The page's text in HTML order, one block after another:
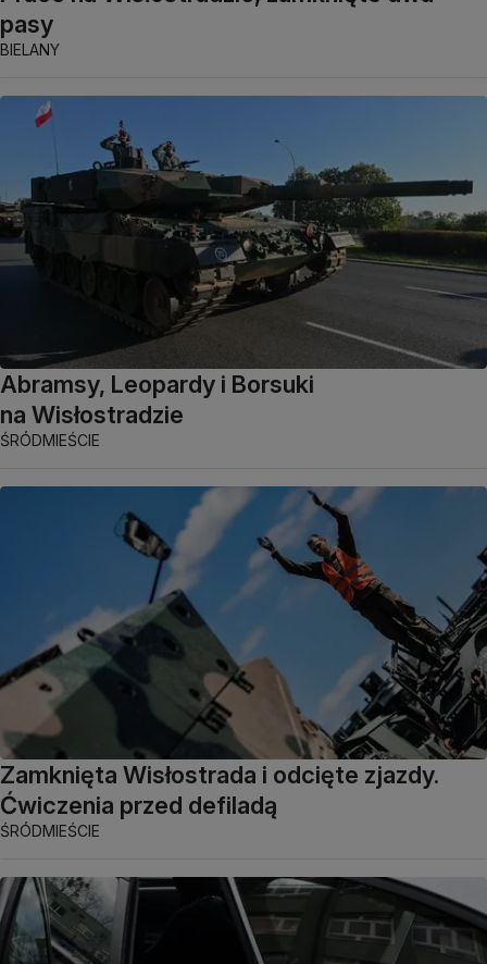
pasy
BIELANY
Abramsy, Leopardy i Borsuki
na Wisłostradzie
ŚRÓDMIEŚCIE
Zamknięta Wisłostrada i odcięte zjazdy.
Ćwiczenia przed defiladą
ŚRÓDMIEŚCIE